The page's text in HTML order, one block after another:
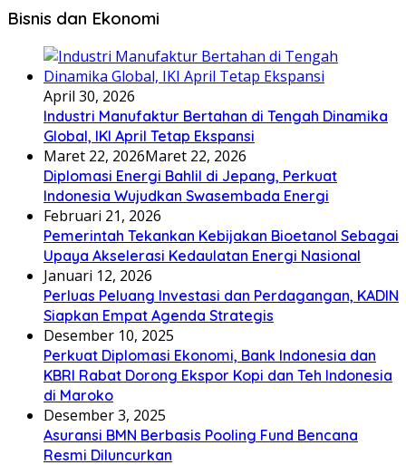
Bisnis dan Ekonomi
April 30, 2026
Industri Manufaktur Bertahan di Tengah Dinamika
Global, IKI April Tetap Ekspansi
Maret 22, 2026Maret 22, 2026
Diplomasi Energi Bahlil di Jepang, Perkuat
Indonesia Wujudkan Swasembada Energi
Februari 21, 2026
Pemerintah Tekankan Kebijakan Bioetanol Sebagai
Upaya Akselerasi Kedaulatan Energi Nasional
Januari 12, 2026
Perluas Peluang Investasi dan Perdagangan, KADIN
Siapkan Empat Agenda Strategis
Desember 10, 2025
Perkuat Diplomasi Ekonomi, Bank Indonesia dan
KBRI Rabat Dorong Ekspor Kopi dan Teh Indonesia
di Maroko
Desember 3, 2025
Asuransi BMN Berbasis Pooling Fund Bencana
Resmi Diluncurkan